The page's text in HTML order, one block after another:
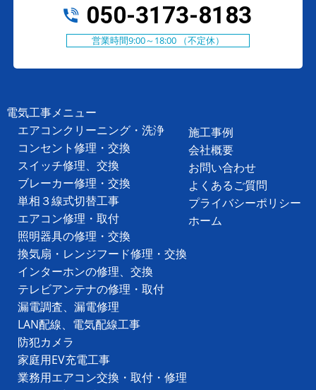
050-3173-8183
営業時間9:00～18:00 （不定休）
電気工事メニュー
エアコンクリーニング・洗浄
コンセント修理・交換
スイッチ修理、交換
ブレーカー修理・交換
単相３線式切替工事
エアコン修理・取付
照明器具の修理・交換
換気扇・レンジフード修理・交換
インターホンの修理、交換
テレビアンテナの修理・取付
漏電調査、漏電修理
LAN配線、電気配線工事
防犯カメラ
家庭用EV充電工事
業務用エアコン交換・取付・修理
施工事例
会社概要
お問い合わせ
よくあるご質問
プライバシーポリシー
ホーム